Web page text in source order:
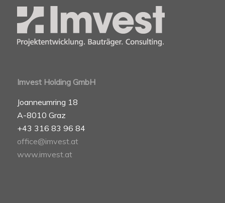
Imvest Holding GmbH
Joanneumring 18
A-8010 Graz
+43 316 83 96 84
office@imvest.at
www.imvest.at